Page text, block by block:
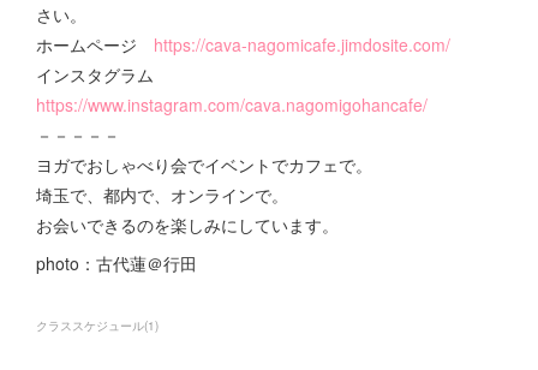
さい。
ホームページ https://cava-nagomicafe.jimdosite.com/
インスタグラム
https://www.instagram.com/cava.nagomigohancafe/
－－－－－
ヨガでおしゃべり会でイベントでカフェで。
埼玉で、都内で、オンラインで。
お会いできるのを楽しみにしています。
photo：古代蓮＠行田
クラススケジュール(1)